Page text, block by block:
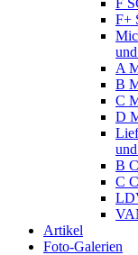
F
F+
A
B
C
D
B
C
Artikel
Foto-Galerien